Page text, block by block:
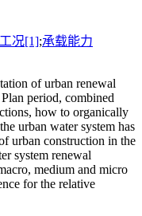
况[1];承载能力
of urban renewal
period, combined
how to organically
urban water system has
urban construction in the
system renewal
medium and micro
for the relative